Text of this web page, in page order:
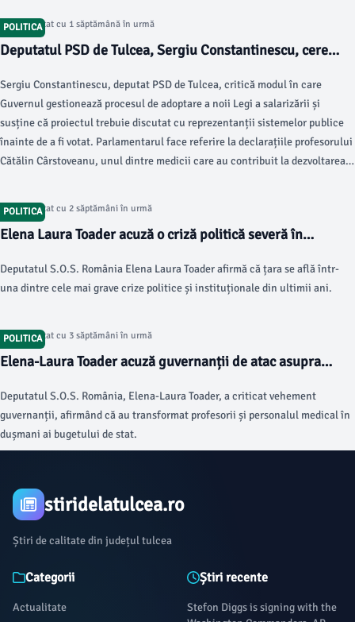
locale din județ.
POLITICA
Articol postat cu 1 săptămână în urmă
Deputatul PSD de Tulcea, Sergiu Constantinescu, cere
se adoptă din panică”
Sergiu Constantinescu, deputat PSD de Tulcea, critică modul în care
Guvernul gestionează procesul de adoptare a noii Legi a salarizării și
susține că proiectul trebuie discutat cu reprezentanții sistemelor publice
înainte de a fi votat. Parlamentarul face referire la declarațiile profesorului
Cătălin Cârstoveanu, unul dintre medicii care au contribuit la dezvoltarea
POLITICA
Articol postat cu 2 săptămâni în urmă
Elena Laura Toader acuză o criză politică severă în
Deputatul S.O.S. România Elena Laura Toader afirmă că țara se află într-
una dintre cele mai grave crize politice și instituționale din ultimii ani.
POLITICA
Articol postat cu 3 săptămâni în urmă
Elena-Laura Toader acuză guvernanții de atac asupra
Deputatul S.O.S. România, Elena-Laura Toader, a criticat vehement
guvernanții, afirmând că au transformat profesorii și personalul medical în
dușmani ai bugetului de stat.
stiridelatulcea.ro
Știri de calitate din județul tulcea
Categorii
Actualitate
Știri recente
Stefon Diggs is signing with the